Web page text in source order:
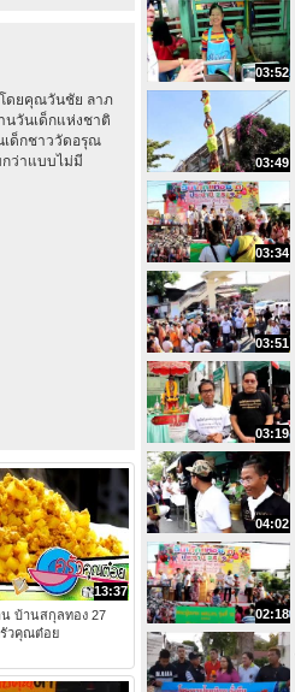
ดยคุณวันชัย ลาภ
นวันเด็กแห่งชาติ
เด็กชาววัดอรุณ
ว่าแบบไม่มี
13:37
บ้านสกุลทอง 27
รัวคุณต๋อย
03:52
03:49
03:34
03:51
03:19
04:02
02:18